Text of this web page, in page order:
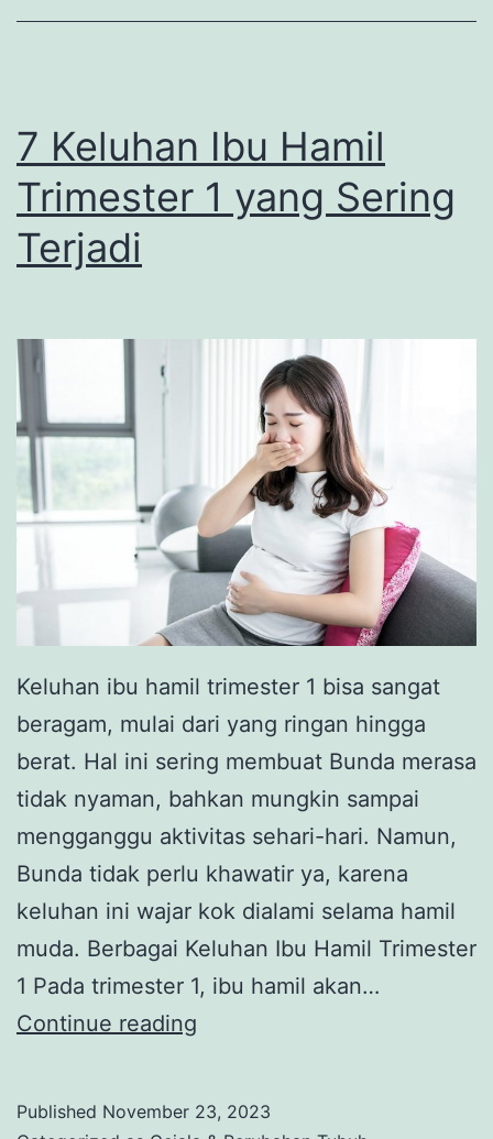
7 Keluhan Ibu Hamil
Trimester 1 yang Sering
Terjadi
Keluhan ibu hamil trimester 1 bisa sangat
beragam, mulai dari yang ringan hingga
berat. Hal ini sering membuat Bunda merasa
tidak nyaman, bahkan mungkin sampai
mengganggu aktivitas sehari-hari. Namun,
Bunda tidak perlu khawatir ya, karena
keluhan ini wajar kok dialami selama hamil
muda. Berbagai Keluhan Ibu Hamil Trimester
1 Pada trimester 1, ibu hamil akan…
Continue reading
Published November 23, 2023